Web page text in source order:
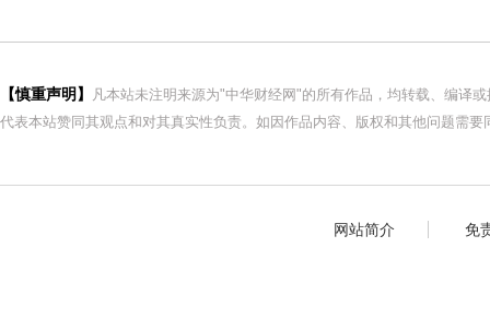
【慎重声明】
凡本站未注明来源为"中华财经网"的所有作品，均转载、编译
代表本站赞同其观点和对其真实性负责。如因作品内容、版权和其他问题需
网站简介 免